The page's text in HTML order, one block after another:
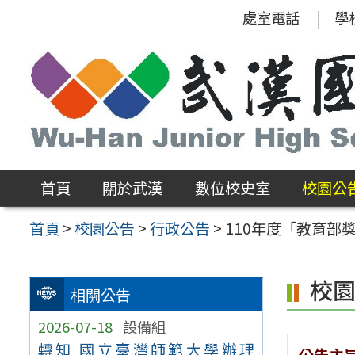
區
處室電話 學
首頁 關於武漢 數位校史室
校園公
首頁 >校園公告 >行政公告 > 110年度「教育部
相關公告
2026-07-18 設備組
轉知 國立臺灣師範大學辦理
校